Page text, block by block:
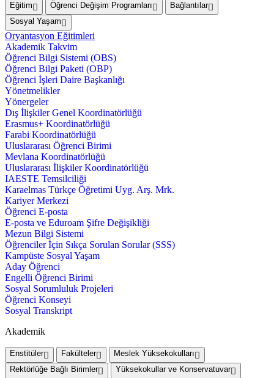
Eğitim Öğrenci Değişim Programları
Bağlantılar
Sosyal Yaşam
Oryantasyon Eğitimleri
Akademik Takvim
Öğrenci Bilgi Sistemi (OBS)
Öğrenci Bilgi Paketi (OBP)
Öğrenci İşleri Daire Başkanlığı
Yönetmelikler
Yönergeler
Dış İlişkiler Genel Koordinatörlüğü
Erasmus+ Koordinatörlüğü
Farabi Koordinatörlüğü
Uluslararası Öğrenci Birimi
Mevlana Koordinatörlüğü
Uluslararası İlişkiler Koordinatörlüğü
IAESTE Temsilciliği
Karaelmas Türkçe Öğretimi Uyg. Arş. Mrk.
Kariyer Merkezi
Öğrenci E-posta
E-posta ve Eduroam Şifre Değişikliği
Mezun Bilgi Sistemi
Öğrenciler İçin Sıkça Sorulan Sorular (SSS)
Kampüste Sosyal Yaşam
Aday Öğrenci
Engelli Öğrenci Birimi
Sosyal Sorumluluk Projeleri
Öğrenci Konseyi
Sosyal Transkript
Akademik
Enstitüler Fakülteler
Meslek Yüksekokulları
Rektörlüğe Bağlı Birimler
Yüksekokullar ve Konservatuvar